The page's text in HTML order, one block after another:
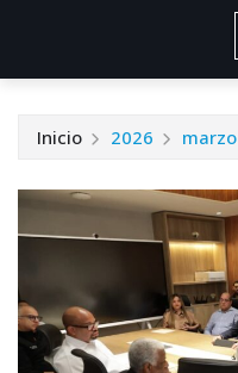
Inicio 2026 marzo